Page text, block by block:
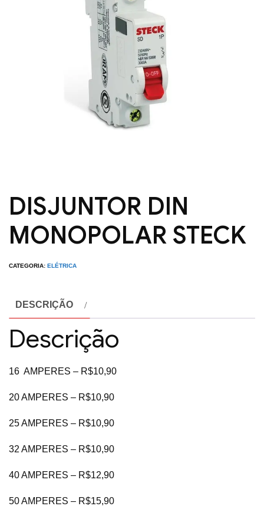
DISJUNTOR DIN
MONOPOLAR STECK
CATEGORIA: ELÉTRICA
DESCRIÇÃO
Descrição
16 AMPERES – R$10,90
20 AMPERES – R$10,90
25 AMPERES – R$10,90
32 AMPERES – R$10,90
40 AMPERES – R$12,90
50 AMPERES – R$15,90